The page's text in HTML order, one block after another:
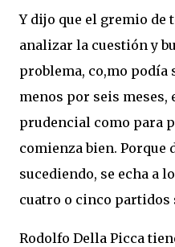
Y dijo que el gremio de
analizar la cuestión y
problema, co,mo
menos por seis meses,
prudencial como para
comienza bien. Porque
sucediendo, se echa a
cuatro o cinco partidos
Rodolfo Della Picca